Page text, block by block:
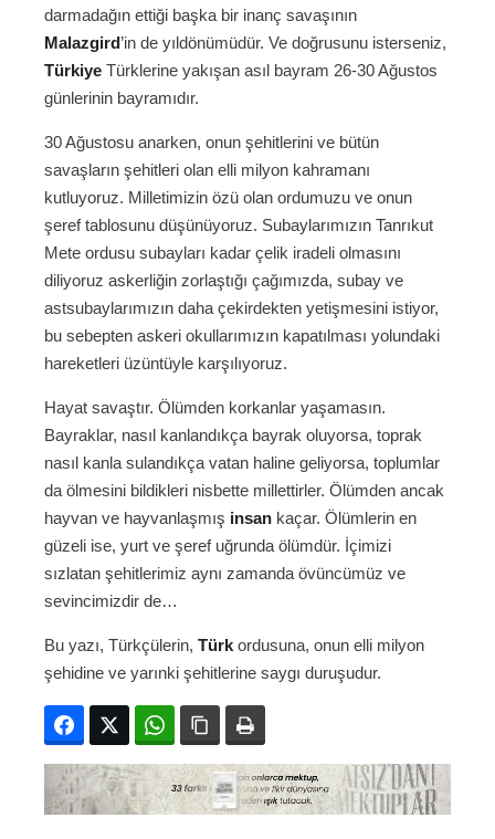
darmadağın ettiği başka bir inanç savaşının
Malazgird’in de yıldönümüdür. Ve doğrusunu isterseniz,
Türkiye Türklerine yakışan asıl bayram 26-30 Ağustos
günlerinin bayramıdır.
30 Ağustosu anarken, onun şehitlerini ve bütün
savaşların şehitleri olan elli milyon kahramanı
kutluyoruz. Milletimizin özü olan ordumuzu ve onun
şeref tablosunu düşünüyoruz. Subaylarımızın Tanrıkut
Mete ordusu subayları kadar çelik iradeli olmasını
diliyoruz askerliğin zorlaştığı çağımızda, subay ve
astsubaylarımızın daha çekirdekten yetişmesini istiyor,
bu sebepten askeri okullarımızın kapatılması yolundaki
hareketleri üzüntüyle karşılıyoruz.
Hayat savaştır. Ölümden korkanlar yaşamasın.
Bayraklar, nasıl kanlandıkça bayrak oluyorsa, toprak
nasıl kanla sulandıkça vatan haline geliyorsa, toplumlar
da ölmesini bildikleri nisbette millettirler. Ölümden ancak
hayvan ve hayvanlaşmış insan kaçar. Ölümlerin en
güzeli ise, yurt ve şeref uğrunda ölümdür. İçimizi
sızlatan şehitlerimiz aynı zamanda övüncümüz ve
sevincimizdir de…
Bu yazı, Türkçülerin, Türk ordusuna, onun elli milyon
şehidine ve yarınki şehitlerine saygı duruşudur.
FacebookTwitter WhatsAppBağlanıyı kopyala